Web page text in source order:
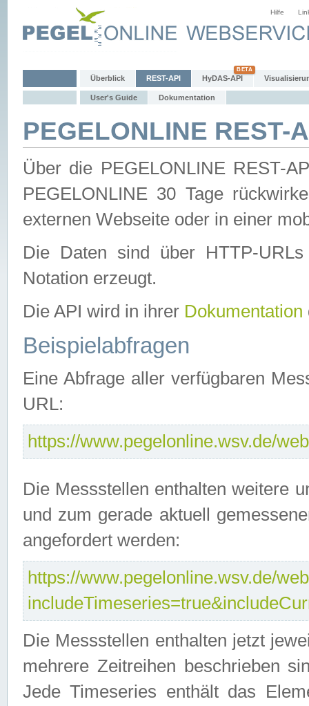
Hilfe
Überblick REST-API HyDAS-API
User's Guide Dokumentation
PEGELONLINE REST-
Über die PEGELONLINE REST-
PEGELONLINE 30 Tage
externen Webseite oder in einer
Die Daten sind über HTTP-
Notation erzeugt.
Die API wird in ihrer Dokumentation
Beispielabfragen
Eine Abfrage aller verfügbaren
URL:
https://www.pegelonline.wsv.de/
Die Messstellen enthalten weitere
und zum gerade aktuell
angefordert werden:
https://www.pegelonline.wsv.de/
Die Messstellen enthalten jetzt
mehrere Zeitreihen beschrieben
Jede Timeseries enthält das